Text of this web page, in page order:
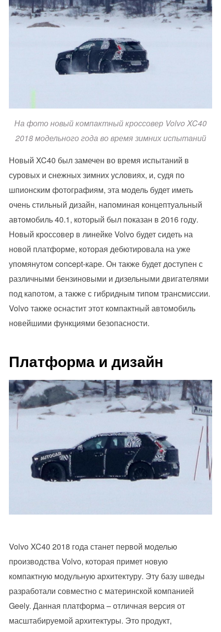
На фото новый компактный кроссовер Volvo XC40
2018 модельного года во время зимних испытаний
Новый XC40 был замечен во время испытаний в
суровых и снежных зимних условиях, и, судя по
шпионским фотографиям, эта модель будет иметь
очень стильный дизайн, напоминая концептуальный
автомобиль 40.1, который был показан в 2016 году.
Новый кроссовер в линейке Volvo будет сидеть на
новой платформе, которая дебютировала на уже
упомянутом concept-каре. Он также будет доступен с
различными бензиновыми и дизельными двигателями
под капотом, а также с гибридным типом трансмиссии.
Volvo также оснастит этот компактный автомобиль
новейшими функциями безопасности.
Платформа и дизайн
Volvo XC40 2018 года станет первой моделью
производства Volvo, которая примет новую
компактную модульную архитектуру. Эту базу шведы
разработали совместно с материнской компанией
Geely. Данная платформа – отличная версия от
масштабируемой архитектуры. Это продукт,